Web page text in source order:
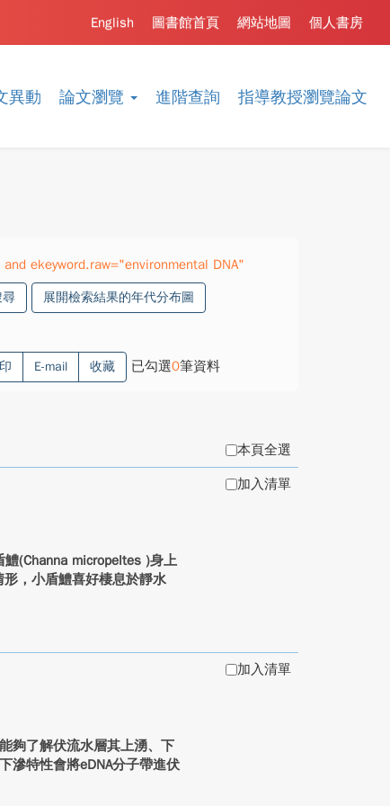
異動 論文瀏覽 進階查詢 指導教授瀏覽論文
個人書房
網站地圖
圖書館首頁
English
ekeyword.raw="environmental DNA"
展開檢索結果的年代分布圖
E-mail 收藏 已勾選0筆資料
本頁全選
(Channa micropeltes )身上
形，小盾鱧喜好棲息於靜水
加入清單
夠了解伏流水層其上湧、下
滲特性會將eDNA分子帶進伏
加入清單